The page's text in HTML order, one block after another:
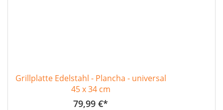
Grillplatte Edelstahl - Plancha - universal
45 x 34 cm
79,99 €